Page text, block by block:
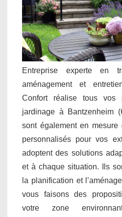
Entreprise experte en
aménagement et
Confort réalise tous
jardinage à Bantzenheim
sont également en
personnalisés pour vos
adoptent des solutions
et à chaque situation. Ils
la planification et
vous faisons des
votre zone